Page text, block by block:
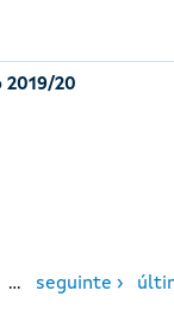
20
… seguinte ›